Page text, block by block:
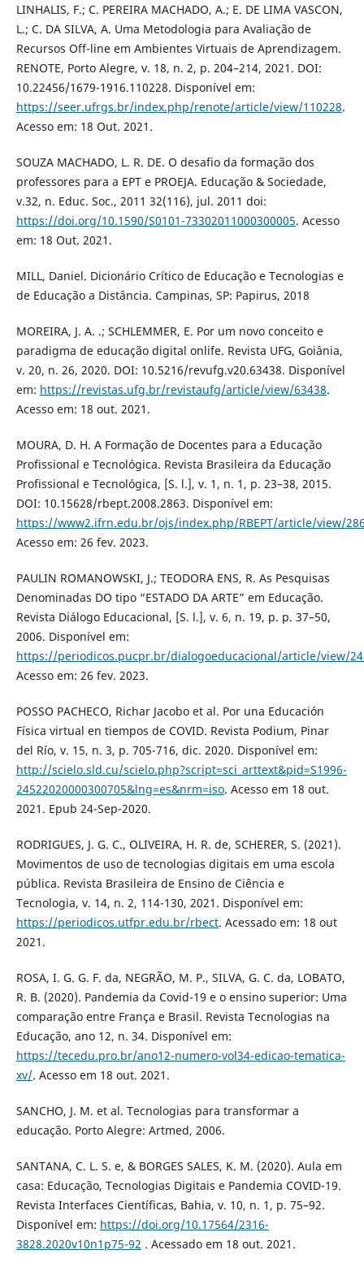
LINHALIS, F.; C. PEREIRA MACHADO, A.; E. DE LIMA VASCON,
L.; C. DA SILVA, A. Uma Metodologia para Avaliação de
Recursos Off-line em Ambientes Virtuais de Aprendizagem.
RENOTE, Porto Alegre, v. 18, n. 2, p. 204–214, 2021. DOI:
10.22456/1679-1916.110228. Disponível em:
https://seer.ufrgs.br/index.php/renote/article/view/110228.
Acesso em: 18 Out. 2021.
SOUZA MACHADO, L. R. DE. O desafio da formação dos
professores para a EPT e PROEJA. Educação & Sociedade,
v.32, n. Educ. Soc., 2011 32(116), jul. 2011 doi:
https://doi.org/10.1590/S0101-73302011000300005. Acesso
em: 18 Out. 2021.
MILL, Daniel. Dicionário Crítico de Educação e Tecnologias e
de Educação a Distância. Campinas, SP: Papirus, 2018
MOREIRA, J. A. .; SCHLEMMER, E. Por um novo conceito e
paradigma de educação digital onlife. Revista UFG, Goiânia,
v. 20, n. 26, 2020. DOI: 10.5216/revufg.v20.63438. Disponível
em: https://revistas.ufg.br/revistaufg/article/view/63438.
Acesso em: 18 out. 2021.
MOURA, D. H. A Formação de Docentes para a Educação
Profissional e Tecnológica. Revista Brasileira da Educação
Profissional e Tecnológica, [S. l.], v. 1, n. 1, p. 23–38, 2015.
DOI: 10.15628/rbept.2008.2863. Disponível em:
https://www2.ifrn.edu.br/ojs/index.php/RBEPT/article/view/
Acesso em: 26 fev. 2023.
PAULIN ROMANOWSKI, J.; TEODORA ENS, R. As Pesquisas
Denominadas DO tipo “ESTADO DA ARTE” em Educação.
Revista Diálogo Educacional, [S. l.], v. 6, n. 19, p. p. 37–50,
2006. Disponível em:
https://periodicos.pucpr.br/dialogoeducacional/article/view/
Acesso em: 26 fev. 2023.
POSSO PACHECO, Richar Jacobo et al. Por una Educación
Física virtual en tiempos de COVID. Revista Podium, Pinar
del Río, v. 15, n. 3, p. 705-716, dic. 2020. Disponível em:
http://scielo.sld.cu/scielo.php?script=sci_arttext&pid=S1996-
24522020000300705&lng=es&nrm=iso. Acesso em 18 out.
2021. Epub 24-Sep-2020.
RODRIGUES, J. G. C., OLIVEIRA, H. R. de, SCHERER, S. (2021).
Movimentos de uso de tecnologias digitais em uma escola
pública. Revista Brasileira de Ensino de Ciência e
Tecnologia, v. 14, n. 2, 114-130, 2021. Disponível em:
https://periodicos.utfpr.edu.br/rbect. Acessado em: 18 out
2021.
ROSA, I. G. G. F. da, NEGRÃO, M. P., SILVA, G. C. da, LOBATO,
R. B. (2020). Pandemia da Covid-19 e o ensino superior: Uma
comparação entre França e Brasil. Revista Tecnologias na
Educação, ano 12, n. 34. Disponível em:
https://tecedu.pro.br/ano12-numero-vol34-edicao-tematica-
xv/. Acesso em 18 out. 2021.
SANCHO, J. M. et al. Tecnologias para transformar a
educação. Porto Alegre: Artmed, 2006.
SANTANA, C. L. S. e, & BORGES SALES, K. M. (2020). Aula em
casa: Educação, Tecnologias Digitais e Pandemia COVID-19.
Revista Interfaces Científicas, Bahia, v. 10, n. 1, p. 75–92.
Disponível em: https://doi.org/10.17564/2316-
3828.2020v10n1p75-92 . Acessado em 18 out. 2021.